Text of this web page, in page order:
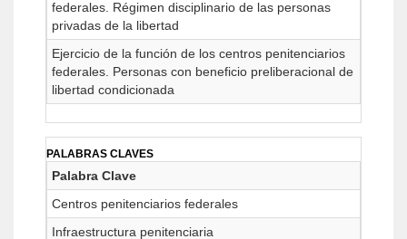
federales. Régimen disciplinario de las personas
privadas de la libertad
Ejercicio de la función de los centros penitenciarios
federales. Personas con beneficio preliberacional de
libertad condicionada
PALABRAS CLAVES
Palabra Clave
Centros penitenciarios federales
Infraestructura penitenciaria